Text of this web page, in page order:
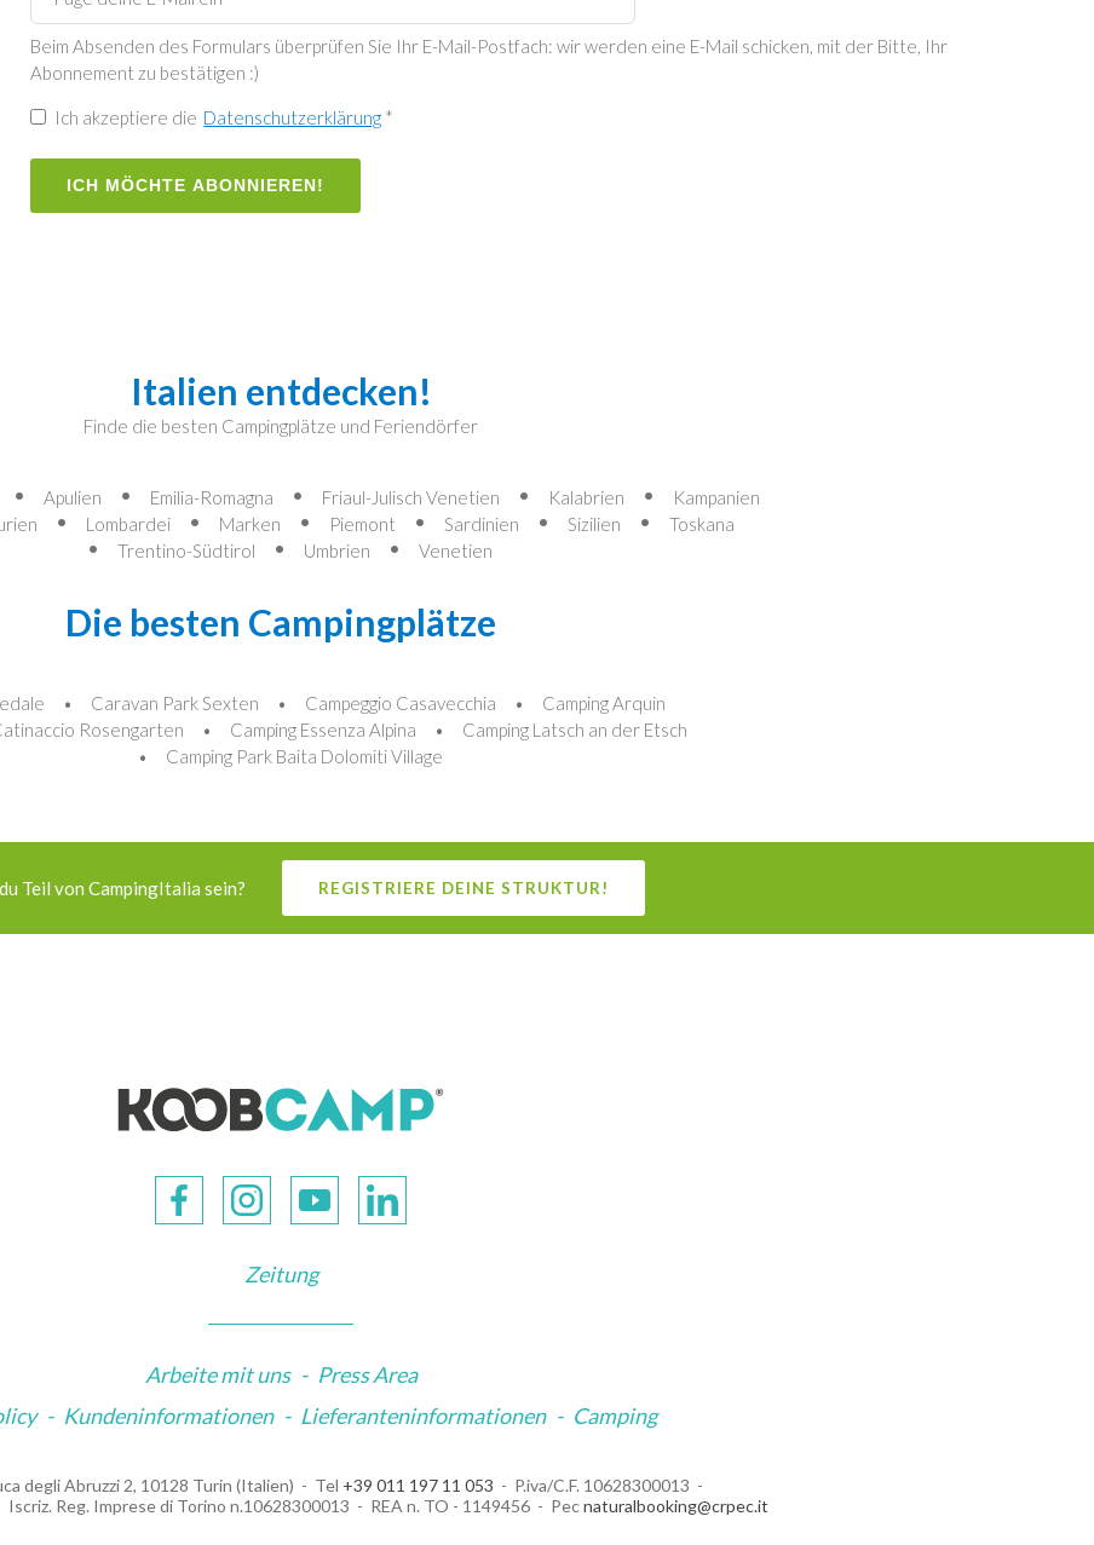
Beim Absenden des Formulars überprüfen Sie Ihr E-Mail-Postfach: wir werden eine E-Mail schicken, mit der Bitte, Ihr
Abonnement zu bestätigen :)
Ich akzeptiere die Datenschutzerklärung *
ICH MÖCHTE ABONNIEREN!
Italien entdecken!
Finde die besten Campingplätze und Feriendörfer
Apulien Emilia-Romagna Friaul-Julisch Venetien Kalabrien
Kampanien
Lombardei Marken Piemont Sardinien Sizilien
Toskana
Trentino-Südtirol
Umbrien Venetien
Die besten Campingplätze
Caravan Park Sexten Campeggio Casavecchia
Camping Arquin
Rosengarten
Camping Essenza Alpina
Camping Latsch an der Etsch
Camping Park Baita Dolomiti Village
Teil von CampingItalia sein? REGISTRIERE DEINE STRUKTUR!
Zeitung
Arbeite mit uns - Press Area
- Kundeninformationen - Lieferanteninformationen - Camping
degli Abruzzi 2, 10128 Turin (Italien) Tel +39 011 197 11 053
P.iva/C.F. 10628300013
Iscriz. Reg. Imprese di Torino n.10628300013 REA n. TO - 1149456 Pecnaturalbooking@crpec.it